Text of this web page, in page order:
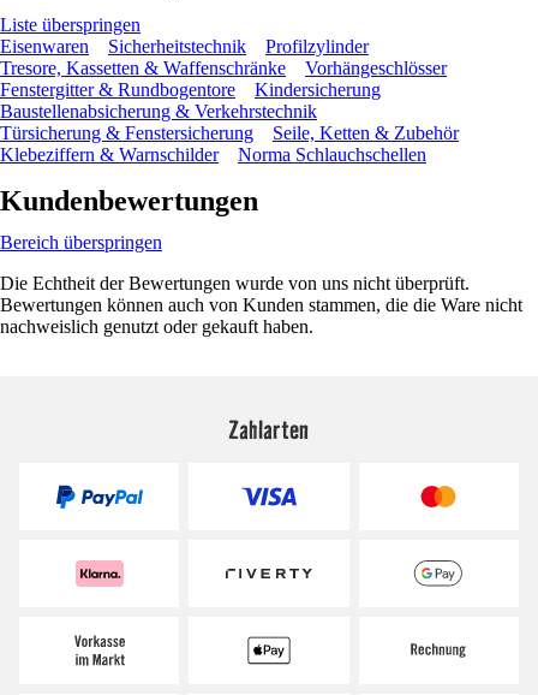
Liste überspringen
Eisenwaren
Sicherheitstechnik
Profilzylinder
Tresore, Kassetten & Waffenschränke
Vorhängeschlösser
Fenstergitter & Rundbogentore
Kindersicherung
Baustellenabsicherung & Verkehrstechnik
Türsicherung & Fenstersicherung
Seile, Ketten & Zubehör
Klebeziffern & Warnschilder
Norma Schlauchschellen
Kundenbewertungen
Bereich überspringen
Die Echtheit der Bewertungen wurde von uns nicht überprüft.
Bewertungen können auch von Kunden stammen, die die Ware nicht
nachweislich genutzt oder gekauft haben.
Zahlarten